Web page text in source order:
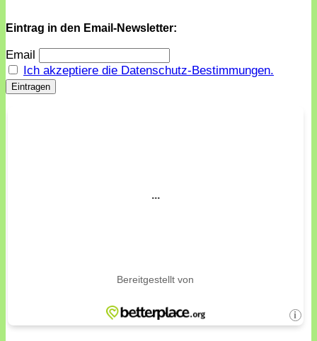
Eintrag in den Email-Newsletter:
Email
Ich akzeptiere die Datenschutz-Bestimmungen.